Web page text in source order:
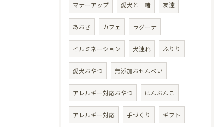
マナーアップ 愛犬と一緒 友達
あおさ カフェ ラグーナ
イルミネーション 犬連れ ふりり
愛犬おやつ 無添加おせんべい
アレルギー対応おやつ はんぶんこ
アレルギー対応 手づくり ギフト